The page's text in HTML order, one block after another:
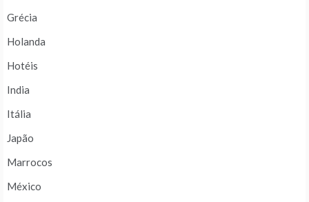
Grécia
Holanda
Hotéis
India
Itália
Japão
Marrocos
México